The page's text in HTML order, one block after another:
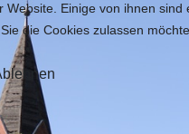
Website. Einige von ihnen
die Cookies zulassen